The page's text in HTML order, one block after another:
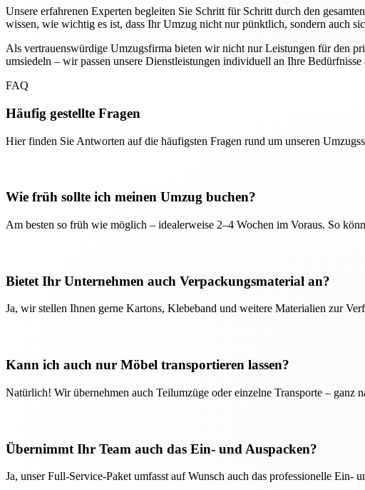
Unsere erfahrenen Experten begleiten Sie Schritt für Schritt durch den
wissen, wie wichtig es ist, dass Ihr Umzug nicht nur pünktlich, sondern auch
Als vertrauenswürdige Umzugsfirma bieten wir nicht nur Leistungen für den
umsiedeln – wir passen unsere Dienstleistungen individuell an Ihre
FAQ
Häufig gestellte Fragen
Hier finden Sie Antworten auf die häufigsten Fragen rund um unseren
Wie früh sollte ich meinen Umzug buchen?
Am besten so früh wie möglich – idealerweise 2–4 Wochen im Voraus. So
Bietet Ihr Unternehmen auch Verpackungsmaterial an?
Ja, wir stellen Ihnen gerne Kartons, Klebeband und weitere Materialien zur
Kann ich auch nur Möbel transportieren lassen?
Natürlich! Wir übernehmen auch Teilumzüge oder einzelne Transporte – ganz
Übernimmt Ihr Team auch das Ein- und Auspacken?
Ja, unser Full-Service-Paket umfasst auf Wunsch auch das professionelle Ein-